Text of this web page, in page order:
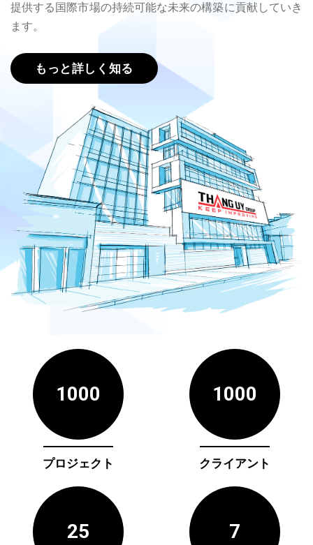
提供する国際市場の持続可能な未来の構築に貢献していき
ます。
もっと詳しく知る
1000
プロジェクト
1000
クライアント
25 7